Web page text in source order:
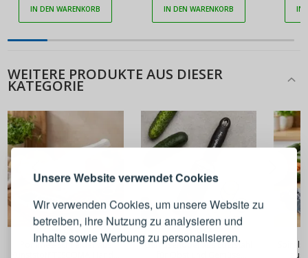
Unsere Website verwendet Cookies
Wir verwenden Cookies, um unsere Website zu
betreiben, ihre Nutzung zu analysieren und
Inhalte sowie Werbung zu personalisieren.
IN DEN WARENKORB IN DEN WARENKORB IN
WEITERE PRODUKTE AUS DIESER
KATEGORIE
29,90 €
Pommes-Schneider aus
41,90 €
Gemüsehobel aus Edelstahl
REGISTRIEREN
Melden Sie sich bei Ihrem
E-Mail-Adresse